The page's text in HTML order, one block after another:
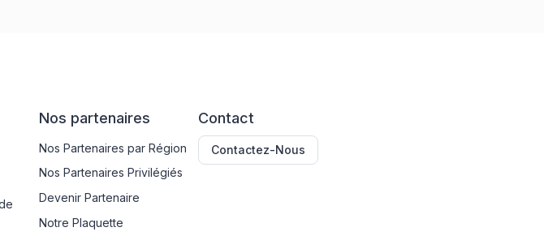
Nos partenaires
Nos Partenaires par Région
Nos Partenaires Privilégiés
Devenir Partenaire
Notre Plaquette
Contact
Contactez-Nous